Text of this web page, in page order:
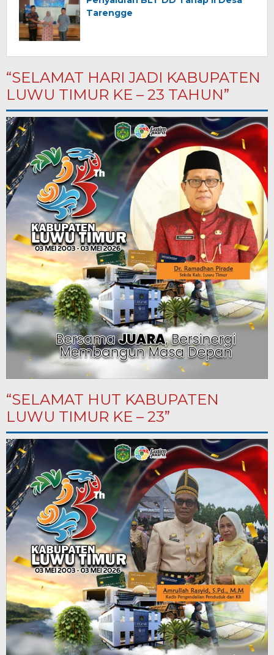
Tarengge
“SELAMAT HARI JADI KABUPATEN
LUWU TIMUR KE – 23 TAHUN”
“SELAMAT HUT KABUPATEN
LUWU TIMUR KE – 23”